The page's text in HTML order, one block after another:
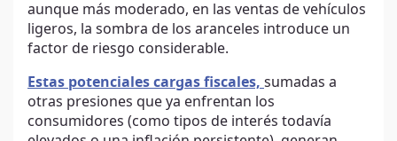
aunque más moderado, en las ventas de vehículos
ligeros, la sombra de los aranceles introduce un
factor de riesgo considerable.
Estas potenciales cargas fiscales, sumadas a
otras presiones que ya enfrentan los
consumidores (como tipos de interés todavía